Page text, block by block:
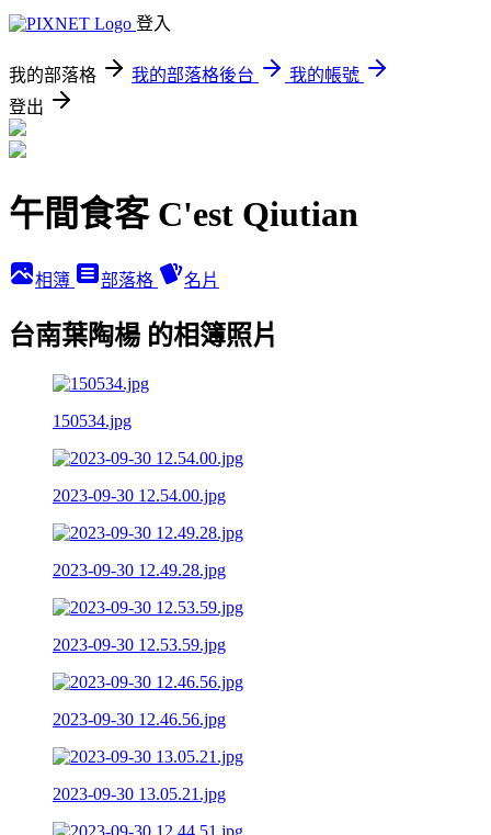
登入
我的部落格 我的部落格後台
我的帳號
登出
午間食客 C'est Qiutian
相簿 部落格 名片
台南葉陶楊 的相簿照片
150534.jpg
2023-09-30 12.54.00.jpg
2023-09-30 12.49.28.jpg
2023-09-30 12.53.59.jpg
2023-09-30 12.46.56.jpg
2023-09-30 13.05.21.jpg